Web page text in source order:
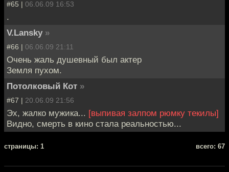
#65 | 06.06.09 16:53
.
V.Lansky »
#66 | 06.06.09 21:11
Очень жаль душевный был актер
Земля пухом.
Потолковый Кот »
#67 | 20.06.09 21:56
Эх, жалко мужика... [выпивая залпом рюмку текилы]
Видно, смерть в кино стала реальностью...
cтраницы: 1 всего: 67